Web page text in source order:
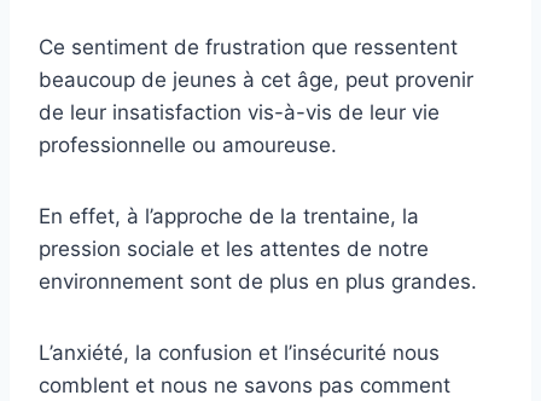
Ce sentiment de frustration que ressentent
beaucoup de jeunes à cet âge, peut provenir
de leur insatisfaction vis-à-vis de leur vie
professionnelle ou amoureuse.
En effet, à l’approche de la trentaine, la
pression sociale et les attentes de notre
environnement sont de plus en plus grandes.
L’anxiété, la confusion et l’insécurité nous
comblent et nous ne savons pas comment